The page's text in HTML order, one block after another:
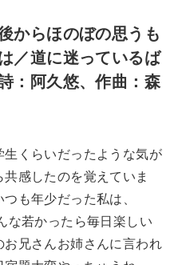
からほのぼの思うも
／道に迷っているば
：阿久悠、作曲：森
くらいだったような気が
感したのを覚えていま
も年少だった私は、
な若かったら毎日楽しい
兄さんお姉さんに言われ